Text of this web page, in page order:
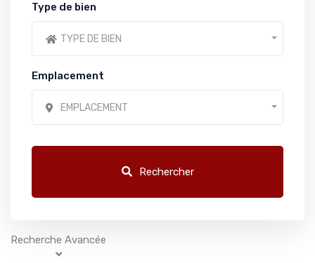
Type de bien
TYPE DE BIEN
Emplacement
EMPLACEMENT
Rechercher
Recherche Avancée